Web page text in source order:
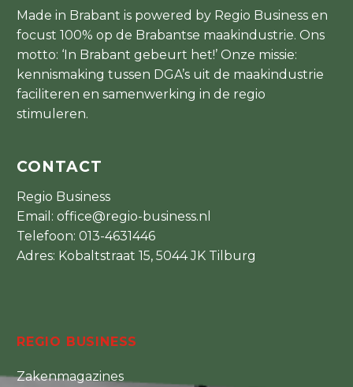
Made in Brabant is powered by Regio Business en
focust 100% op de Brabantse maakindustrie. Ons
motto: ‘In Brabant gebeurt het!’ Onze missie:
kennismaking tussen DGA’s uit de maakindustrie
faciliteren en samenwerking in de regio
stimuleren.
CONTACT
Regio Business
Email: office@regio-business.nl
Telefoon: 013-4631446
Adres: Kobaltstraat 15, 5044 JK Tilburg
REGIO BUSINESS
Zakenmagazines